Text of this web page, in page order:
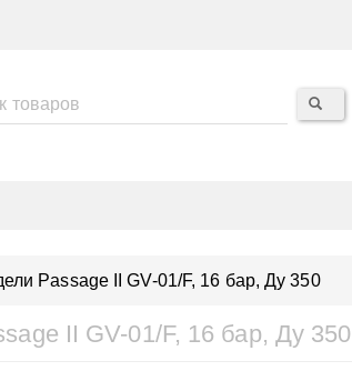
Passage II GV-01/F, 16 бар, Ду 350
II GV-01/F, 16 бар, Ду 350